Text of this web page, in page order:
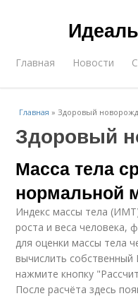
Главная Новости
Главная »Здоровый
Здоровый
Масса тела
нормальной
Индекс массы тела
роста и веса человека,
для оценки массы тела
вычислить
нажмите кнопку
После расчёта здесь